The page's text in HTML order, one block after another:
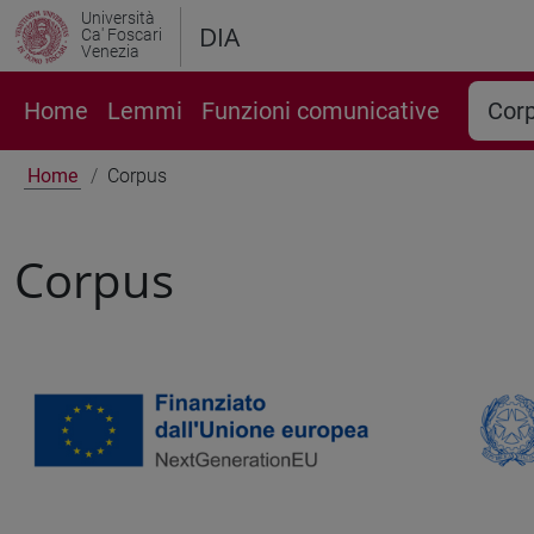
Università
Ca' Foscari
Venezia
DIA
Home Lemmi Funzioni comunicative
Home Corpus
Corpus